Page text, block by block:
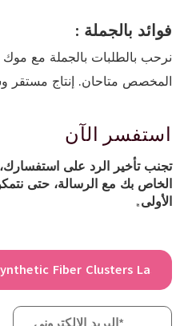
فوائد بالجملة :
نرحب بالطلبات بالجملة مع موك
المخصص متاحان. إنتاج
استفسر الآن
تجنب تأخير الرد على
الخاص بك مع الرسالة، حتى
الأولى.